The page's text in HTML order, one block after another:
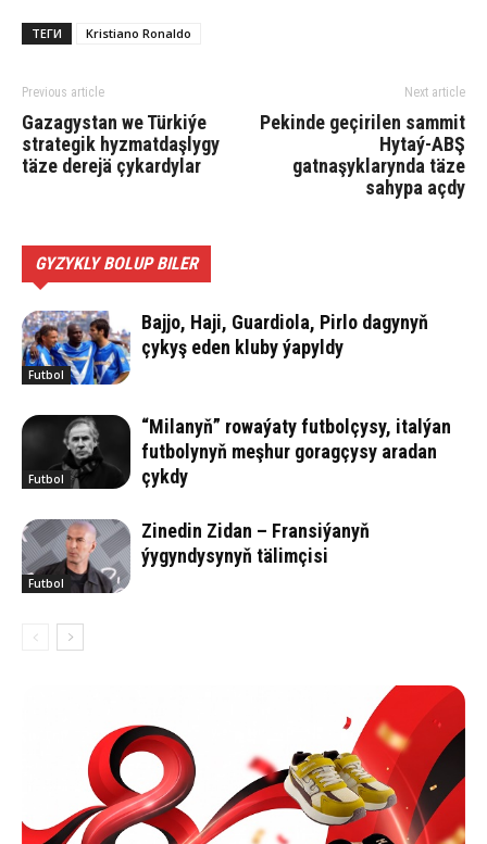
ТЕГИ Kristiano Ronaldo
Previous article
Gazagystan we Türkiýe
strategik hyzmatdaşlygy
täze derejä çykardylar
Next article
Pekinde geçirilen sammit
Hytaý-ABŞ
gatnaşyklarynda täze
sahypa açdy
GYZYKLY BOLUP BILER
Futbol
Bajjo, Haji, Guardiola, Pirlo dagynyň
çykyş eden kluby ýapyldy
Futbol
“Milanyň” rowaýaty futbolçysy, italýan
futbolynyň meşhur goragçysy aradan
çykdy
Futbol
Zinedin Zidan – Fransiýanyň
ýygyndysynyň tälimçisi